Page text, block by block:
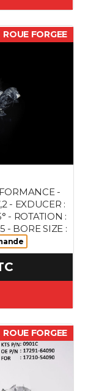
ROUE FORGEE
-
- EXDUCER :
- ROTATION :
- BORE SIZE :
ROUE FORGEE